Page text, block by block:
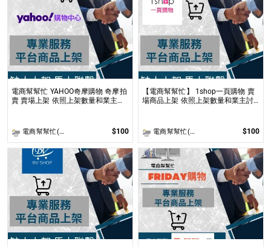
電商幫幫忙 YAHOO奇摩購物 奇摩拍
賣 賣場上架 依照上架數量和業主討
電商幫幫忙(電商平台代營運/電商上架/運營策略/網路行銷) $100
【電商幫幫忙】 1shop一頁購物 賣
場商品上架 依照上架數量和業主討
電商幫幫忙(電商平台代營運/電商上架/運營策略/網路行銷) $100